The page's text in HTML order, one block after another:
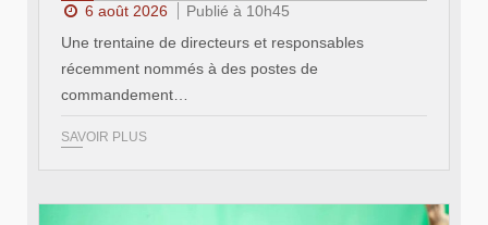
6 août 2026
Publié à 10h45
Une trentaine de directeurs et responsables
récemment nommés à des postes de
commandement…
SAVOIR PLUS